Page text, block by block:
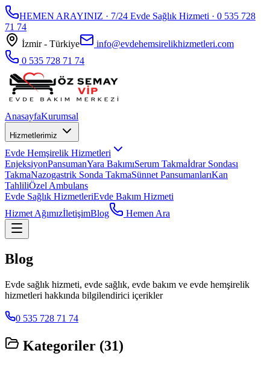
HEMEN ARAYINIZ · 7/24 Evde Sağlık Hizmeti · 0 535 728
71 74
İzmir - Türkiye
info@evdehemsirelikhizmetleri.com
0 535 728 71 74
AnasayfaKurumsal
Hizmetlerimiz
Evde Hemşirelik Hizmetleri
EnjeksiyonPansumanYara BakımıSerum Takmaİdrar Sondası
TakmaNazogastrik Sonda TakmaSünnet PansumanlarıKan
TahliliÖzel Ambulans
Evde Sağlık HizmetleriEvde Bakım Hizmeti
Hizmet AğımızİletişimBlog Hemen Ara
Blog
Evde sağlık hizmeti, evde sağlık, evde bakım ve evde hemşirelik
hizmetleri hakkında bilgilendirici içerikler
0 535 728 71 74
Kategoriler (31)